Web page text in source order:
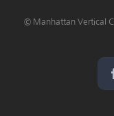
© Manhattan Vertical